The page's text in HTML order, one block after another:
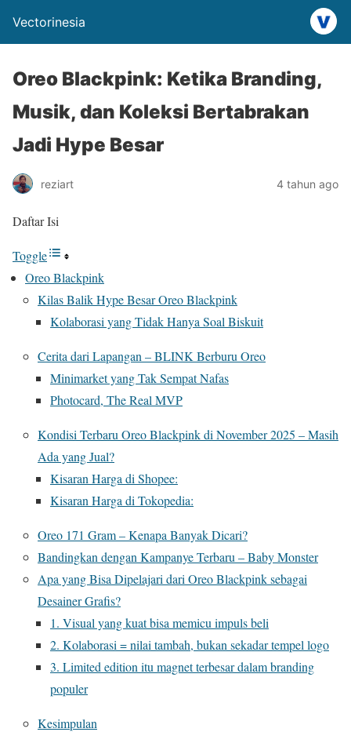
Vectorinesia
Oreo Blackpink: Ketika Branding,
Musik, dan Koleksi Bertabrakan
Jadi Hype Besar
reziart 4 tahun ago
Daftar Isi
Toggle
Oreo Blackpink
Kilas Balik Hype Besar Oreo Blackpink
Kolaborasi yang Tidak Hanya Soal Biskuit
Cerita dari Lapangan – BLINK Berburu Oreo
Minimarket yang Tak Sempat Nafas
Photocard, The Real MVP
Kondisi Terbaru Oreo Blackpink di November 2025 – Masih
Ada yang Jual?
Kisaran Harga di Shopee:
Kisaran Harga di Tokopedia:
Oreo 171 Gram – Kenapa Banyak Dicari?
Bandingkan dengan Kampanye Terbaru – Baby Monster
Apa yang Bisa Dipelajari dari Oreo Blackpink sebagai
Desainer Grafis?
1. Visual yang kuat bisa memicu impuls beli
2. Kolaborasi = nilai tambah, bukan sekadar tempel logo
3. Limited edition itu magnet terbesar dalam branding
populer
Kesimpulan